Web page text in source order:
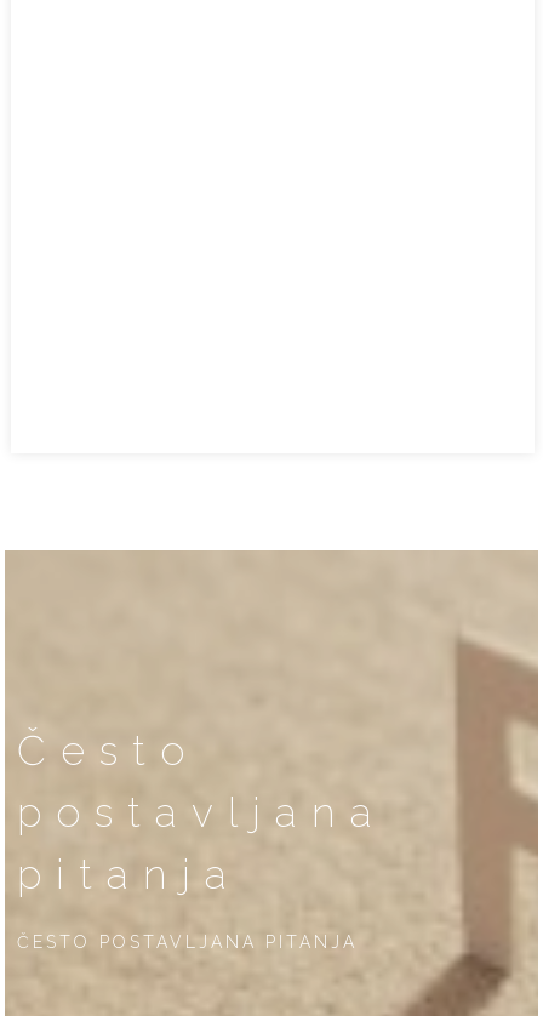
Često
postavljana
pitanja
ČESTO POSTAVLJANA PITANJA